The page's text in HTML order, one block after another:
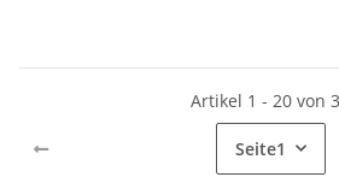
Artikel 1 - 20 von
Seite1